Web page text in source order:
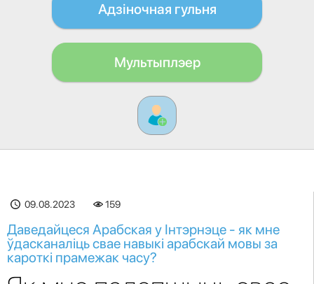
Адзіночная гульня
Мультыплэер
09.08.2023 159
Даведайцеся Арабская у Інтэрнэце - як мне
ўдасканаліць свае навыкі арабскай мовы за
кароткі прамежак часу?